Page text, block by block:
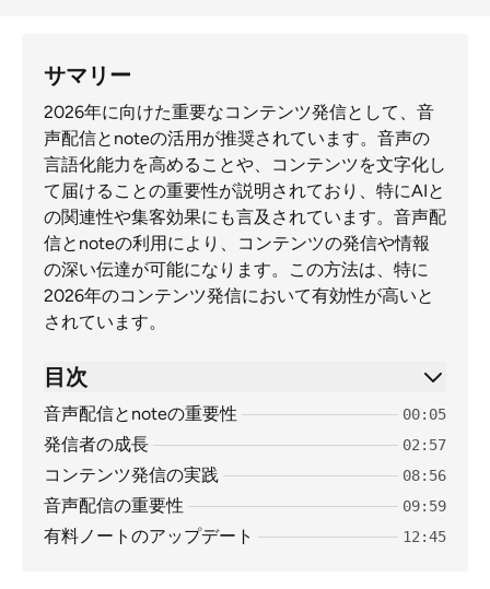
サマリー
2026年に向けた重要なコンテンツ発信として、音
声配信とnoteの活用が推奨されています。音声の
言語化能力を高めることや、コンテンツを文字化し
て届けることの重要性が説明されており、特にAIと
の関連性や集客効果にも言及されています。音声配
信とnoteの利用により、コンテンツの発信や情報
の深い伝達が可能になります。この方法は、特に
2026年のコンテンツ発信において有効性が高いと
されています。
目次
音声配信とnoteの重要性 00:05
発信者の成長 02:57
コンテンツ発信の実践 08:56
音声配信の重要性 09:59
有料ノートのアップデート 12:45